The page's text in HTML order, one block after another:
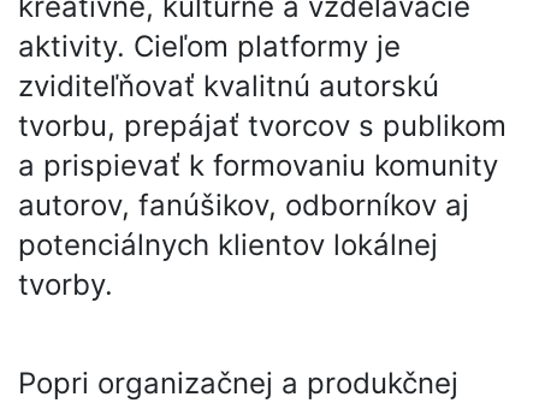
aktivity. Cieľom platformy je
zviditeľňovať kvalitnú autorskú
tvorbu, prepájať tvorcov s publikom
a prispievať k formovaniu komunity
autorov, fanúšikov, odborníkov aj
potenciálnych klientov lokálnej
tvorby.
Popri organizačnej a produkčnej